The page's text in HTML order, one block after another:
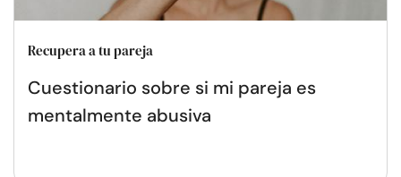
Recupera a tu pareja
Cuestionario sobre si mi pareja es
mentalmente abusiva